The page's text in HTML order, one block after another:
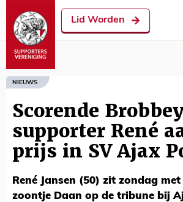
Lid Worden
NIEUWS
Scorende
supporter René
prijs in SV Ajax
René Jansen (50) zit zondag
zoontje Daan op de tribune bij